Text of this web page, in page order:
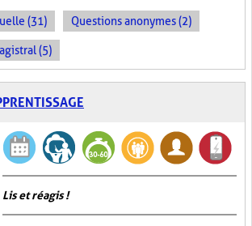
(31) Questions anonymes (2)
(5)
Lis et réagis !